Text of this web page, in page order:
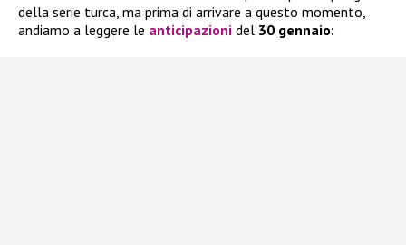
della serie turca, ma prima di arrivare a questo momento,
andiamo a leggere le anticipazioni del 30 gennaio: